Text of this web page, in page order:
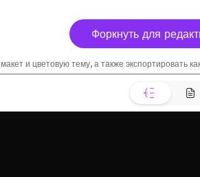
Форкнуть для
и цветовую тему, а также